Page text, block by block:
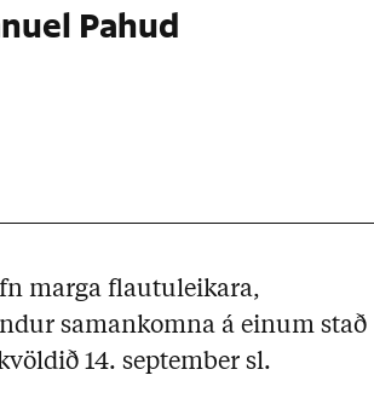
Pahud
marga flautuleikara,
samankomna á einum stað
14. september sl.